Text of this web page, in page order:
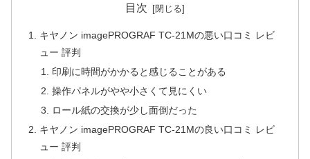
目次
キヤノン imagePROGRAF TC-21Mの悪い口コミ レビ
ュー 評判
印刷に時間がかかると感じることがある
操作パネルがやや小さくて見にくい
ロール紙の交換が少し面倒だった
キヤノン imagePROGRAF TC-21Mの良い口コミ レビ
ュー 評判